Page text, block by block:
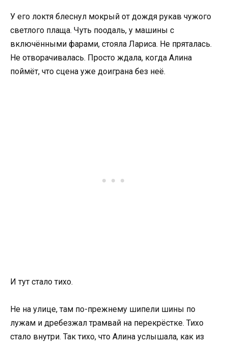
У его локтя блеснул мокрый от дождя рукав чужого
светлого плаща. Чуть поодаль, у машины с
включёнными фарами, стояла Лариса. Не пряталась.
Не отворачивалась. Просто ждала, когда Алина
поймёт, что сцена уже доиграна без неё.
И тут стало тихо.
Не на улице, там по-прежнему шипели шины по
лужам и дребезжал трамвай на перекрёстке. Тихо
стало внутри. Так тихо, что Алина услышала, как из